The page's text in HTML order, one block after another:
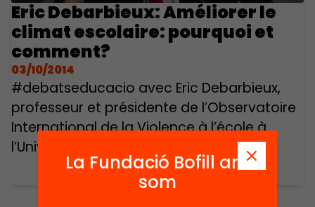
Eric Debarbieux: Améliorer le
climat escolaire: pourquoi et
comment?
03/10/2014
#debatseducacio avec Eric Debarbieux,
professeur et présidente de l’Observatoire
International de la Violence à l’école à
l’Université Paris-Est Créteil.
La Fundació Bofill ara
som